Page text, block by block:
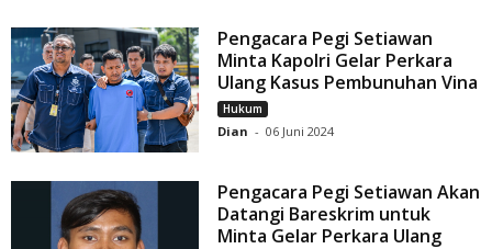
Pengacara Pegi Setiawan
Minta Kapolri Gelar Perkara
Ulang Kasus Pembunuhan Vina
Hukum
Dian - 06 Juni 2024
Pengacara Pegi Setiawan Akan
Datangi Bareskrim untuk
Minta Gelar Perkara Ulang